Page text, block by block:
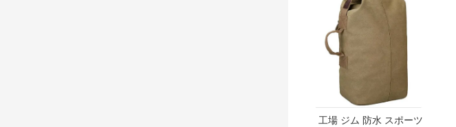
工場 ジム 防水 スポーツ